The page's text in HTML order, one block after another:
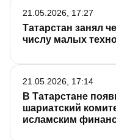
Татарстан занял
числу малых
21.05.2026, 17:27
В Татарстане
шариатский
исламским
21.05.2026, 17:14